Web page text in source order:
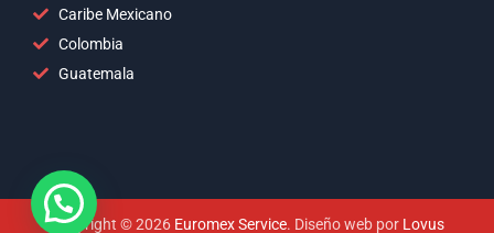
Caribe Mexicano
Colombia
Guatemala
Copyright © 2026 Euromex Service. Diseño web por Lovus